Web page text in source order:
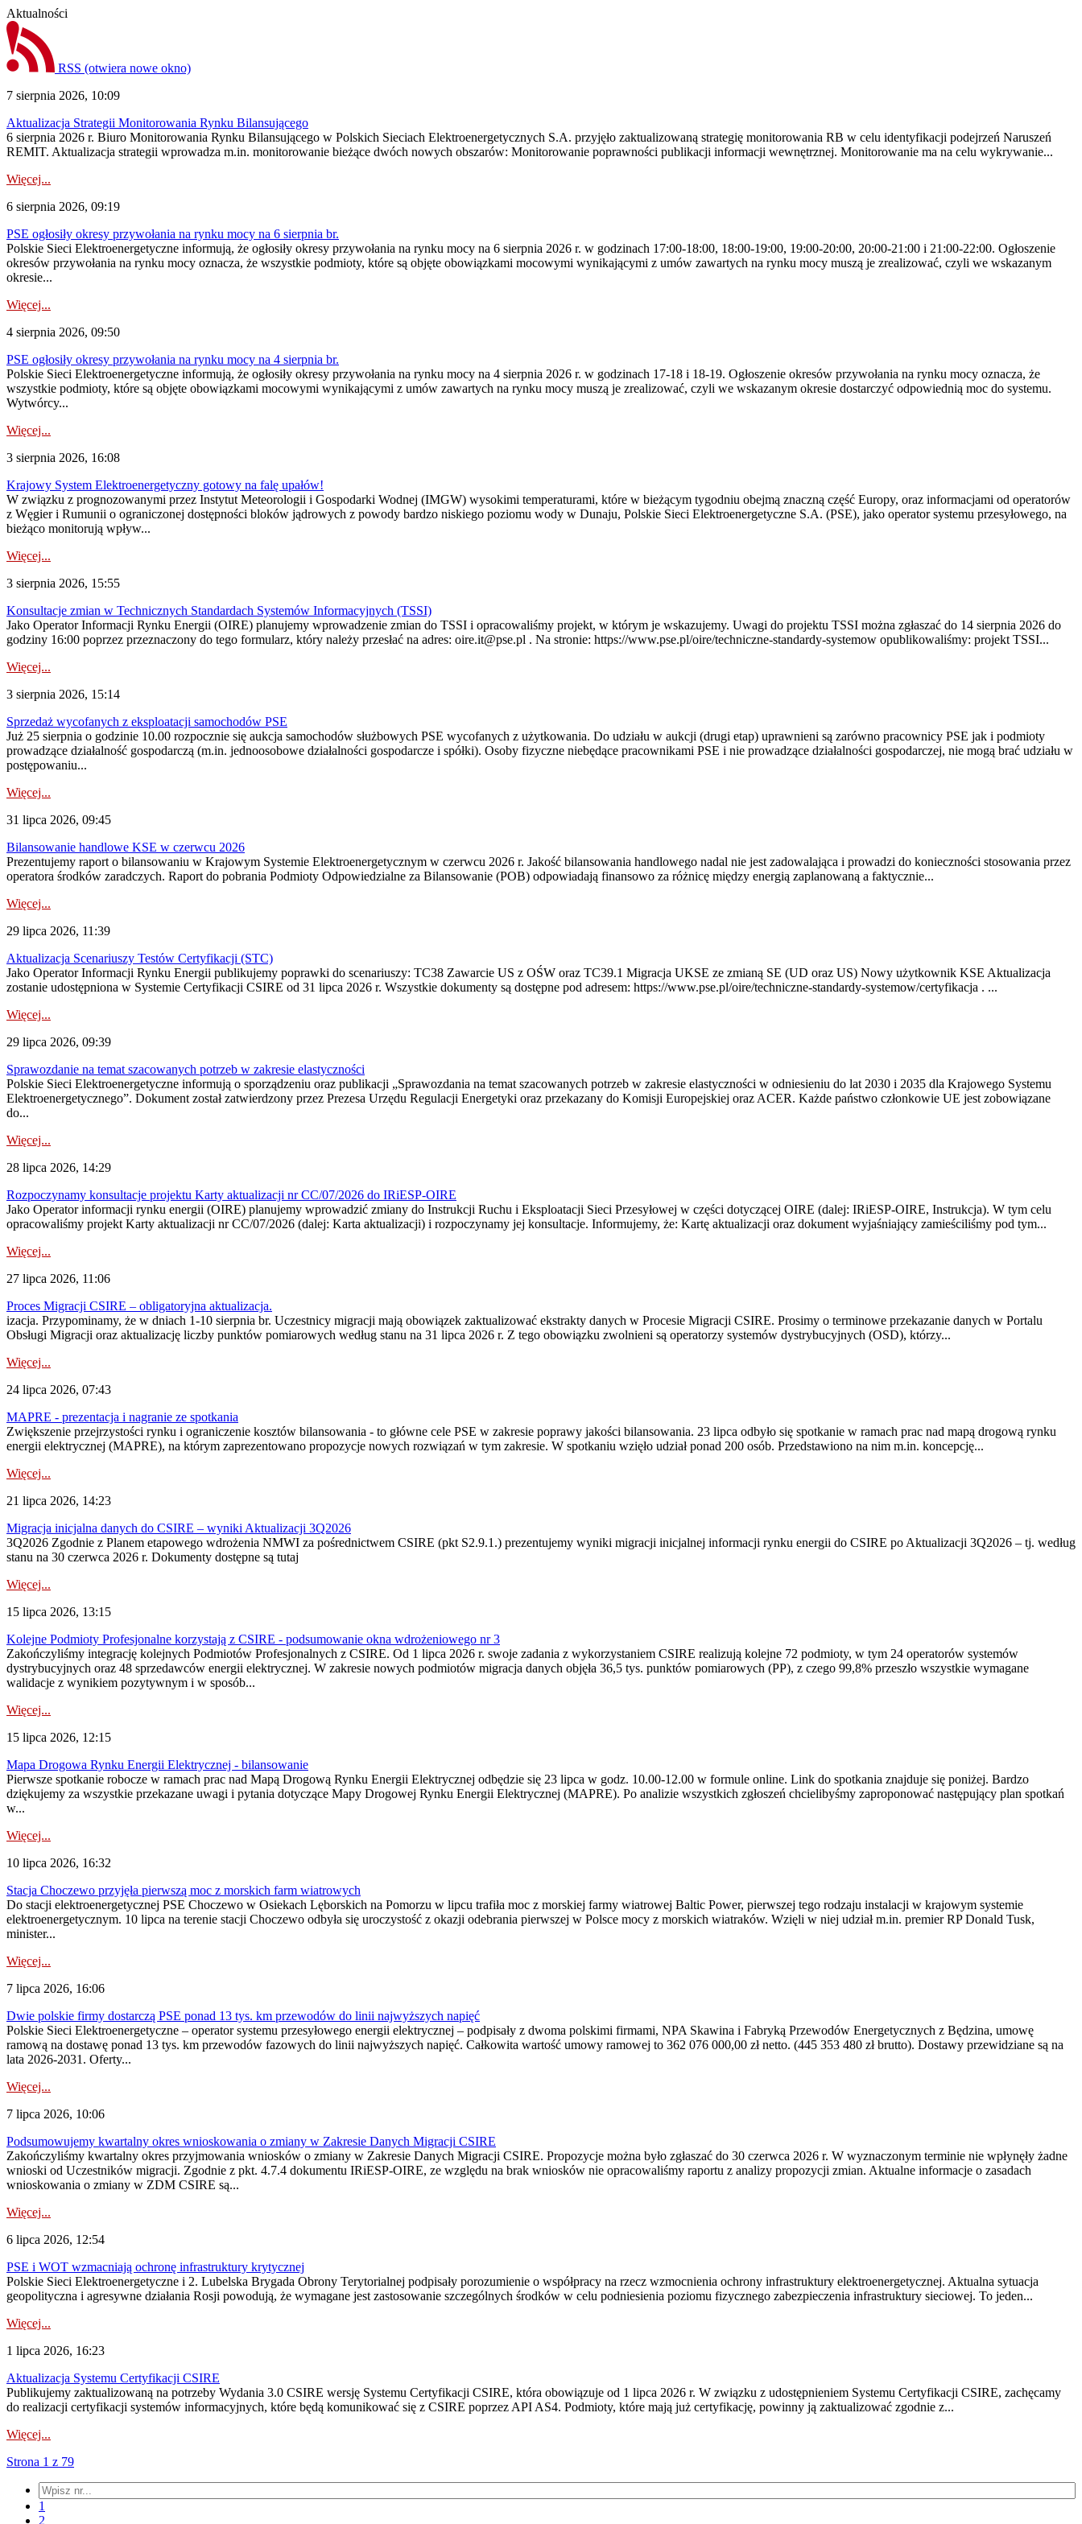
Aktualności
RSS (otwiera nowe okno)
7 sierpnia 2026, 10:09
Aktualizacja Strategii Monitorowania Rynku Bilansującego
6 sierpnia 2026 r. Biuro Monitorowania Rynku Bilansującego w Polskich Sieciach Elektroenergetycznych S.A. przyjęło zaktualizowaną strategię monitorowania RB w celu identyfikacji podejrzeń Naruszeń
REMIT. Aktualizacja strategii wprowadza m.in. monitorowanie bieżące dwóch nowych obszarów: Monitorowanie poprawności publikacji informacji wewnętrznej. Monitorowanie ma na celu wykrywanie...
Więcej...
6 sierpnia 2026, 09:19
PSE ogłosiły okresy przywołania na rynku mocy na 6 sierpnia br.
Polskie Sieci Elektroenergetyczne informują, że ogłosiły okresy przywołania na rynku mocy na 6 sierpnia 2026 r. w godzinach 17:00-18:00, 18:00-19:00, 19:00-20:00, 20:00-21:00 i 21:00-22:00. Ogłoszenie
okresów przywołania na rynku mocy oznacza, że wszystkie podmioty, które są objęte obowiązkami mocowymi wynikającymi z umów zawartych na rynku mocy muszą je zrealizować, czyli we wskazanym
okresie...
Więcej...
4 sierpnia 2026, 09:50
PSE ogłosiły okresy przywołania na rynku mocy na 4 sierpnia br.
Polskie Sieci Elektroenergetyczne informują, że ogłosiły okresy przywołania na rynku mocy na 4 sierpnia 2026 r. w godzinach 17-18 i 18-19. Ogłoszenie okresów przywołania na rynku mocy oznacza, że
wszystkie podmioty, które są objęte obowiązkami mocowymi wynikającymi z umów zawartych na rynku mocy muszą je zrealizować, czyli we wskazanym okresie dostarczyć odpowiednią moc do systemu.
Wytwórcy...
Więcej...
3 sierpnia 2026, 16:08
Krajowy System Elektroenergetyczny gotowy na falę upałów!
W związku z prognozowanymi przez Instytut Meteorologii i Gospodarki Wodnej (IMGW) wysokimi temperaturami, które w bieżącym tygodniu obejmą znaczną część Europy, oraz informacjami od operatorów
z Węgier i Rumunii o ograniczonej dostępności bloków jądrowych z powody bardzo niskiego poziomu wody w Dunaju, Polskie Sieci Elektroenergetyczne S.A. (PSE), jako operator systemu przesyłowego, na
bieżąco monitorują wpływ...
Więcej...
3 sierpnia 2026, 15:55
Konsultacje zmian w Technicznych Standardach Systemów Informacyjnych (TSSI)
Jako Operator Informacji Rynku Energii (OIRE) planujemy wprowadzenie zmian do TSSI i opracowaliśmy projekt, w którym je wskazujemy. Uwagi do projektu TSSI można zgłaszać do 14 sierpnia 2026 do
godziny 16:00 poprzez przeznaczony do tego formularz, który należy przesłać na adres: oire.it@pse.pl . Na stronie: https://www.pse.pl/oire/techniczne-standardy-systemow opublikowaliśmy: projekt TSSI...
Więcej...
3 sierpnia 2026, 15:14
Sprzedaż wycofanych z eksploatacji samochodów PSE
Już 25 sierpnia o godzinie 10.00 rozpocznie się aukcja samochodów służbowych PSE wycofanych z użytkowania. Do udziału w aukcji (drugi etap) uprawnieni są zarówno pracownicy PSE jak i podmioty
prowadzące działalność gospodarczą (m.in. jednoosobowe działalności gospodarcze i spółki). Osoby fizyczne niebędące pracownikami PSE i nie prowadzące działalności gospodarczej, nie mogą brać udziału w
postępowaniu...
Więcej...
31 lipca 2026, 09:45
Bilansowanie handlowe KSE w czerwcu 2026
Prezentujemy raport o bilansowaniu w Krajowym Systemie Elektroenergetycznym w czerwcu 2026 r. Jakość bilansowania handlowego nadal nie jest zadowalająca i prowadzi do konieczności stosowania przez
operatora środków zaradczych. Raport do pobrania Podmioty Odpowiedzialne za Bilansowanie (POB) odpowiadają finansowo za różnicę między energią zaplanowaną a faktycznie...
Więcej...
29 lipca 2026, 11:39
Aktualizacja Scenariuszy Testów Certyfikacji (STC)
Jako Operator Informacji Rynku Energii publikujemy poprawki do scenariuszy: TC38 Zawarcie US z OŚW oraz TC39.1 Migracja UKSE ze zmianą SE (UD oraz US) Nowy użytkownik KSE Aktualizacja
zostanie udostępniona w Systemie Certyfikacji CSIRE od 31 lipca 2026 r. Wszystkie dokumenty są dostępne pod adresem: https://www.pse.pl/oire/techniczne-standardy-systemow/certyfikacja . ...
Więcej...
29 lipca 2026, 09:39
Sprawozdanie na temat szacowanych potrzeb w zakresie elastyczności
Polskie Sieci Elektroenergetyczne informują o sporządzeniu oraz publikacji „Sprawozdania na temat szacowanych potrzeb w zakresie elastyczności w odniesieniu do lat 2030 i 2035 dla Krajowego Systemu
Elektroenergetycznego”. Dokument został zatwierdzony przez Prezesa Urzędu Regulacji Energetyki oraz przekazany do Komisji Europejskiej oraz ACER. Każde państwo członkowie UE jest zobowiązane
do...
Więcej...
28 lipca 2026, 14:29
Rozpoczynamy konsultacje projektu Karty aktualizacji nr CC/07/2026 do IRiESP-OIRE
Jako Operator informacji rynku energii (OIRE) planujemy wprowadzić zmiany do Instrukcji Ruchu i Eksploatacji Sieci Przesyłowej w części dotyczącej OIRE (dalej: IRiESP-OIRE, Instrukcja). W tym celu
opracowaliśmy projekt Karty aktualizacji nr CC/07/2026 (dalej: Karta aktualizacji) i rozpoczynamy jej konsultacje. Informujemy, że: Kartę aktualizacji oraz dokument wyjaśniający zamieściliśmy pod tym...
Więcej...
27 lipca 2026, 11:06
Proces Migracji CSIRE – obligatoryjna aktualizacja.
izacja. Przypominamy, że w dniach 1-10 sierpnia br. Uczestnicy migracji mają obowiązek zaktualizować ekstrakty danych w Procesie Migracji CSIRE. Prosimy o terminowe przekazanie danych w Portalu
Obsługi Migracji oraz aktualizację liczby punktów pomiarowych według stanu na 31 lipca 2026 r. Z tego obowiązku zwolnieni są operatorzy systemów dystrybucyjnych (OSD), którzy...
Więcej...
24 lipca 2026, 07:43
MAPRE - prezentacja i nagranie ze spotkania
Zwiększenie przejrzystości rynku i ograniczenie kosztów bilansowania - to główne cele PSE w zakresie poprawy jakości bilansowania. 23 lipca odbyło się spotkanie w ramach prac nad mapą drogową rynku
energii elektrycznej (MAPRE), na którym zaprezentowano propozycje nowych rozwiązań w tym zakresie. W spotkaniu wzięło udział ponad 200 osób. Przedstawiono na nim m.in. koncepcję...
Więcej...
21 lipca 2026, 14:23
Migracja inicjalna danych do CSIRE – wyniki Aktualizacji 3Q2026
3Q2026 Zgodnie z Planem etapowego wdrożenia NMWI za pośrednictwem CSIRE (pkt S2.9.1.) prezentujemy wyniki migracji inicjalnej informacji rynku energii do CSIRE po Aktualizacji 3Q2026 – tj. według
stanu na 30 czerwca 2026 r. Dokumenty dostępne są tutaj
Więcej...
15 lipca 2026, 13:15
Kolejne Podmioty Profesjonalne korzystają z CSIRE - podsumowanie okna wdrożeniowego nr 3
Zakończyliśmy integrację kolejnych Podmiotów Profesjonalnych z CSIRE. Od 1 lipca 2026 r. swoje zadania z wykorzystaniem CSIRE realizują kolejne 72 podmioty, w tym 24 operatorów systemów
dystrybucyjnych oraz 48 sprzedawców energii elektrycznej. W zakresie nowych podmiotów migracja danych objęła 36,5 tys. punktów pomiarowych (PP), z czego 99,8% przeszło wszystkie wymagane
walidacje z wynikiem pozytywnym i w sposób...
Więcej...
15 lipca 2026, 12:15
Mapa Drogowa Rynku Energii Elektrycznej - bilansowanie
Pierwsze spotkanie robocze w ramach prac nad Mapą Drogową Rynku Energii Elektrycznej odbędzie się 23 lipca w godz. 10.00-12.00 w formule online. Link do spotkania znajduje się poniżej. Bardzo
dziękujemy za wszystkie przekazane uwagi i pytania dotyczące Mapy Drogowej Rynku Energii Elektrycznej (MAPRE). Po analizie wszystkich zgłoszeń chcielibyśmy zaproponować następujący plan spotkań
w...
Więcej...
10 lipca 2026, 16:32
Stacja Choczewo przyjęła pierwszą moc z morskich farm wiatrowych
Do stacji elektroenergetycznej PSE Choczewo w Osiekach Lęborskich na Pomorzu w lipcu trafiła moc z morskiej farmy wiatrowej Baltic Power, pierwszej tego rodzaju instalacji w krajowym systemie
elektroenergetycznym. 10 lipca na terenie stacji Choczewo odbyła się uroczystość z okazji odebrania pierwszej w Polsce mocy z morskich wiatraków. Wzięli w niej udział m.in. premier RP Donald Tusk,
minister...
Więcej...
7 lipca 2026, 16:06
Dwie polskie firmy dostarczą PSE ponad 13 tys. km przewodów do linii najwyższych napięć
Polskie Sieci Elektroenergetyczne – operator systemu przesyłowego energii elektrycznej – podpisały z dwoma polskimi firmami, NPA Skawina i Fabryką Przewodów Energetycznych z Będzina, umowę
ramową na dostawę ponad 13 tys. km przewodów fazowych do linii najwyższych napięć. Całkowita wartość umowy ramowej to 362 076 000,00 zł netto. (445 353 480 zł brutto). Dostawy przewidziane są na
lata 2026-2031. Oferty...
Więcej...
7 lipca 2026, 10:06
Podsumowujemy kwartalny okres wnioskowania o zmiany w Zakresie Danych Migracji CSIRE
Zakończyliśmy kwartalny okres przyjmowania wniosków o zmiany w Zakresie Danych Migracji CSIRE. Propozycje można było zgłaszać do 30 czerwca 2026 r. W wyznaczonym terminie nie wpłynęły żadne
wnioski od Uczestników migracji. Zgodnie z pkt. 4.7.4 dokumentu IRiESP-OIRE, ze względu na brak wniosków nie opracowaliśmy raportu z analizy propozycji zmian. Aktualne informacje o zasadach
wnioskowania o zmiany w ZDM CSIRE są...
Więcej...
6 lipca 2026, 12:54
PSE i WOT wzmacniają ochronę infrastruktury krytycznej
Polskie Sieci Elektroenergetyczne i 2. Lubelska Brygada Obrony Terytorialnej podpisały porozumienie o współpracy na rzecz wzmocnienia ochrony infrastruktury elektroenergetycznej. Aktualna sytuacja
geopolityczna i agresywne działania Rosji powodują, że wymagane jest zastosowanie szczególnych środków w celu podniesienia poziomu fizycznego zabezpieczenia infrastruktury sieciowej. To jeden...
Więcej...
1 lipca 2026, 16:23
Aktualizacja Systemu Certyfikacji CSIRE
Publikujemy zaktualizowaną na potrzeby Wydania 3.0 CSIRE wersję Systemu Certyfikacji CSIRE, która obowiązuje od 1 lipca 2026 r. W związku z udostępnieniem Systemu Certyfikacji CSIRE, zachęcamy
do realizacji certyfikacji systemów informacyjnych, które będą komunikować się z CSIRE poprzez API AS4. Podmioty, które mają już certyfikację, powinny ją zaktualizować zgodnie z...
Więcej...
Strona 1 z 79
1
2